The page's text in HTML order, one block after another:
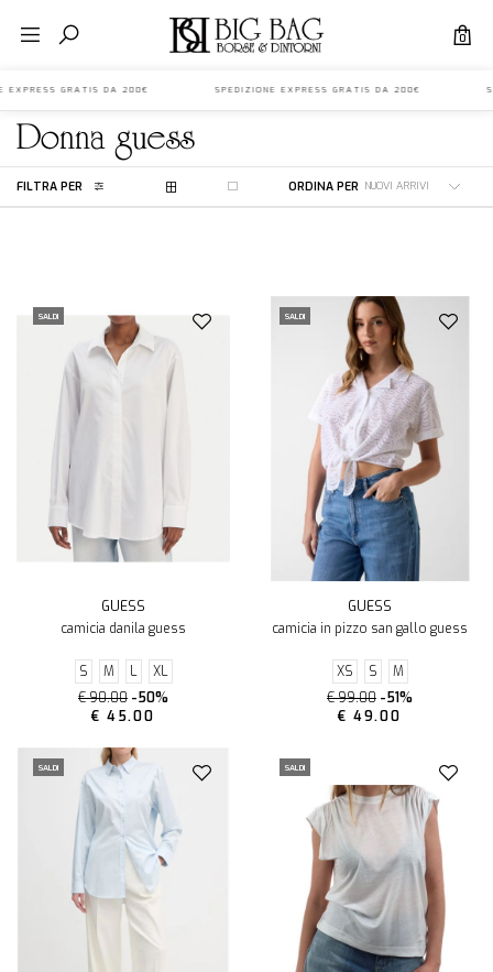
0
EXPRESS GRATIS DA 200€ SPEDIZIONE EXPRESS GRATIS DA 200€
donnaguess
FILTRA PER ORDINA PER
SALDI
GUESS
camicia danila guess
S M L
XL
€ 90.00 -50%
€ 45.00
SALDI
GUESS
camicia in pizzo san gallo guess
XS S
M
€ 99.00 -51%
€ 49.00
SALDI SALDI